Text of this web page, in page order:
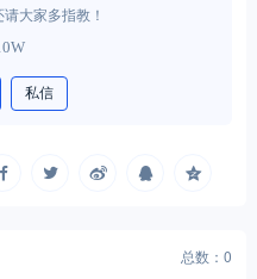
大家多指教！
私信
总数：0